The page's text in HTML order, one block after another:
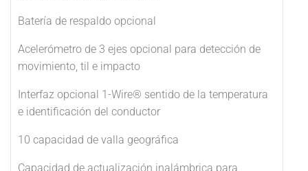
Batería de respaldo opcional
Acelerómetro de 3 ejes opcional para detección de
movimiento, til e impacto
Interfaz opcional 1-Wire® sentido de la temperatura
e identificación del conductor
10 capacidad de valla geográfica
Capacidad de actualización inalámbrica para